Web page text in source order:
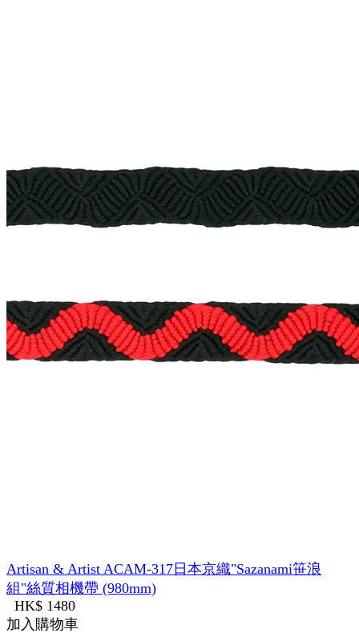
Artisan & Artist ACAM-317日本京織"Sazanami笹浪
組"絲質相機帶 (980mm)
HK$ 1480
加入購物車